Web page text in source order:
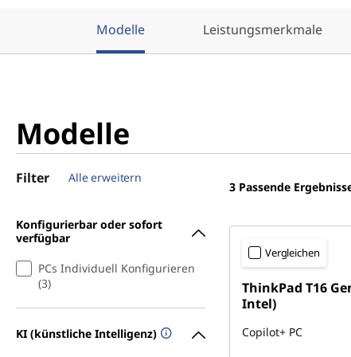
Modelle Leistungsmerkmale
Modelle
Filter Alle erweitern
Konfigurierbar oder sofort
verfügbar
PCs Individuell Konfigurieren
(3)
KI (künstliche Intelligenz)
3 Passende
Vergleichen
ThinkPad T16
Intel)
Copilot+ PC